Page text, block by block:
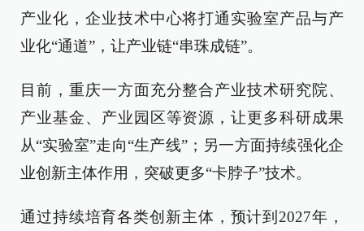
产业化，企业技术中心将打通实验室产品与产
业化“通道”，让产业链“串珠成链”。
目前，重庆一方面充分整合产业技术研究院、
产业基金、产业园区等资源，让更多科研成果
从“实验室”走向“生产线”；另一方面持续强化企
业创新主体作用，突破更多“卡脖子”技术。
通过持续培育各类创新主体，预计到2027年，